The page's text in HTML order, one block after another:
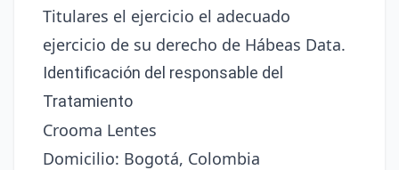
Titulares el ejercicio el adecuado
ejercicio de su derecho de Hábeas Data.
Identificación del responsable del
Tratamiento
Crooma Lentes
Domicilio: Bogotá, Colombia